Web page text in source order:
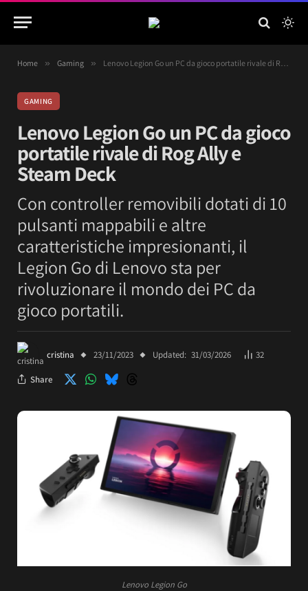
Home » Gaming » Lenovo Legion Go un PC da gioco portatile rivale di Rog Ally e Steam Deck
GAMING
Lenovo Legion Go un PC da gioco
portatile rivale di Rog Ally e
Steam Deck
Con controller removibili dotati di 10
pulsanti mappabili e altre
caratteristiche impresionanti, il
Legion Go di Lenovo sta per
rivoluzionare il mondo dei PC da
gioco portatili.
cristina 23/11/2023 Updated: 31/03/2026 32
Share
Lenovo Legion Go